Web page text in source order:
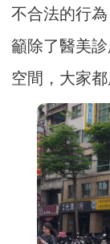
不合法的行
籲除了醫美
空間，大家